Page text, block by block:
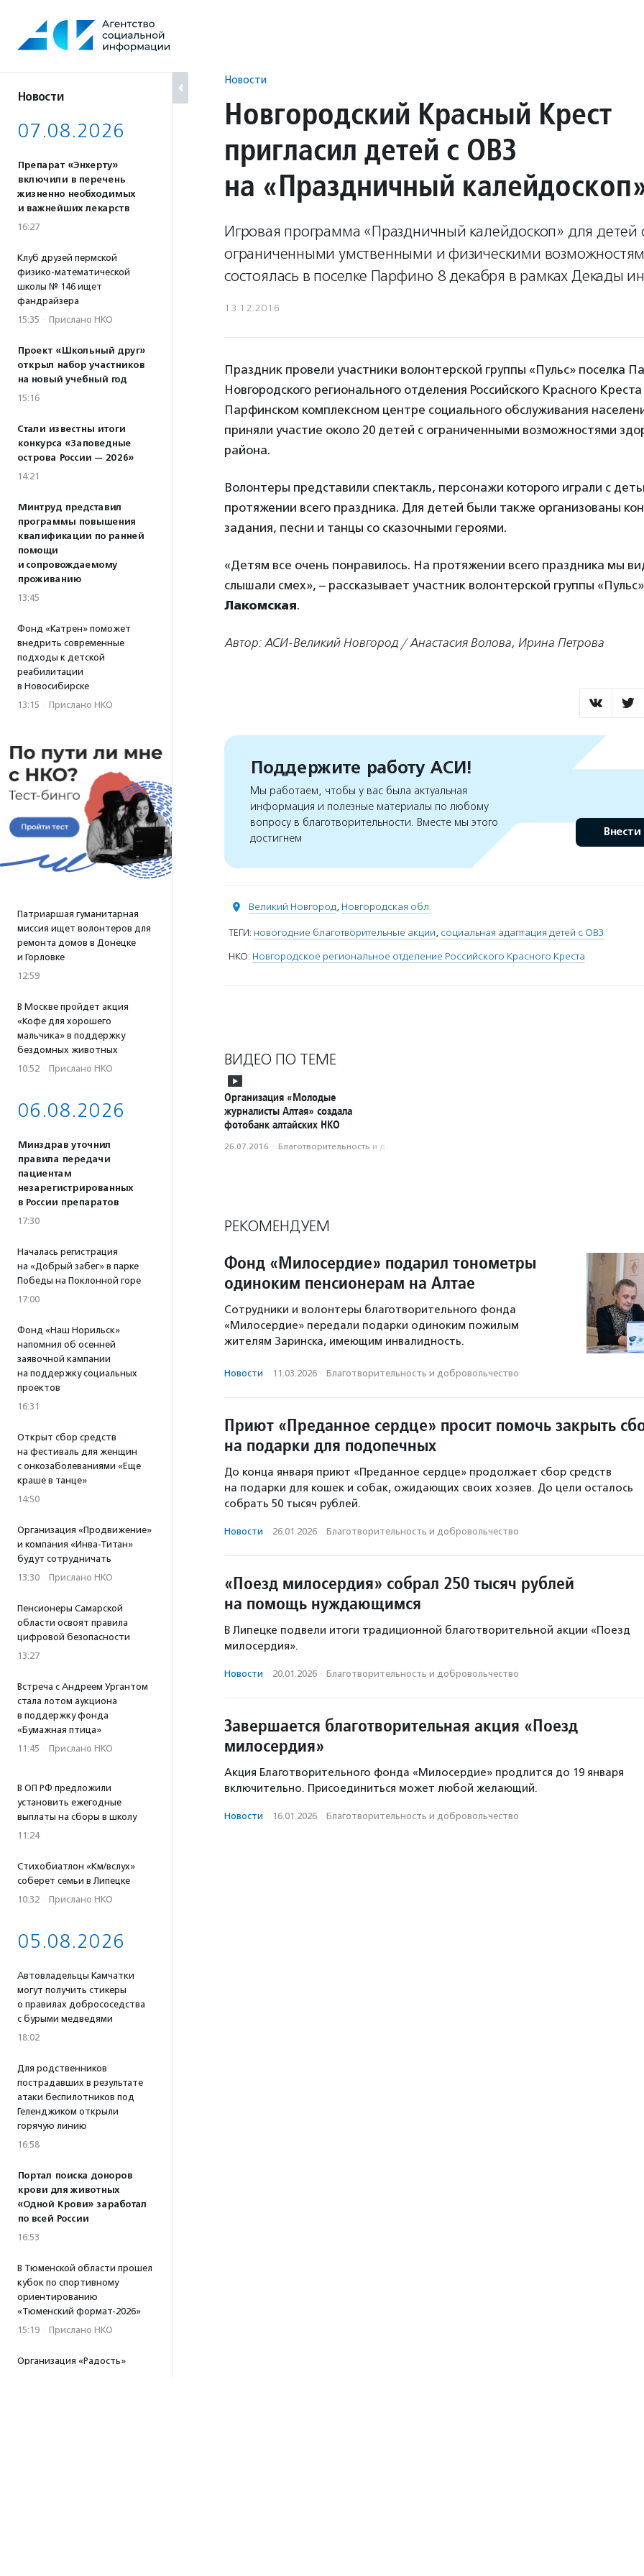
содержанию
Новости
07.08.2026
Препарат «Энхерту»
включили в перечень
жизненно необходимых
и важнейших лекарств
16:27
Клуб друзей пермской
физико-математической
школы № 146 ищет
фандрайзера
15:35 · Прислано НКО
Проект «Школьный друг»
открыл набор участников
на новый учебный год
15:16
Стали известны итоги
конкурса «Заповедные
острова России — 2026»
14:21
Минтруд представил
программы повышения
квалификации по ранней
помощи
и сопровождаемому
проживанию
13:45
Фонд «Катрен» поможет
внедрить современные
подходы к детской
реабилитации
в Новосибирске
13:15 · Прислано НКО
Патриаршая гуманитарная
миссия ищет волонтеров для
ремонта домов в Донецке
и Горловке
12:59
В Москве пройдет акция
«Кофе для хорошего
мальчика» в поддержку
бездомных животных
10:52 · Прислано НКО
06.08.2026
Минздрав уточнил
правила передачи
пациентам
незарегистрированных
в России препаратов
17:30
Началась регистрация
на «Добрый забег» в парке
Победы на Поклонной горе
17:00
Фонд «Наш Норильск»
напомнил об осенней
заявочной кампании
на поддержку социальных
проектов
16:31
Открыт сбор средств
на фестиваль для женщин
с онкозаболеваниями «Еще
краше в танце»
14:50
Организация «Продвижение»
и компания «Инва-Титан»
будут сотрудничать
13:30 · Прислано НКО
Пенсионеры Самарской
области освоят правила
цифровой безопасности
13:27
Встреча с Андреем Ургантом
стала лотом аукциона
в поддержку фонда
«Бумажная птица»
11:45 · Прислано НКО
В ОП РФ предложили
установить ежегодные
выплаты на сборы в школу
11:24
Стихобиатлон «Км/вслух»
соберет семьи в Липецке
10:32 · Прислано НКО
05.08.2026
Автовладельцы Камчатки
могут получить стикеры
о правилах добрососедства
с бурыми медведями
18:02
Для родственников
пострадавших в результате
атаки беспилотников под
Геленджиком открыли
горячую линию
16:58
Портал поиска доноров
крови для животных
«Одной Крови» заработал
по всей России
16:53
В Тюменской области прошел
кубок по спортивному
ориентированию
«Тюменский формат-2026»
15:19 · Прислано НКО
Организация «Радость»
Новости
Новгородский Красный Крест
пригласил детей с ОВЗ
на «Праздничный
Игровая программа «Праздничный калейдоскоп» для детей
ограниченными умственными и физическими
состоялась в поселке Парфино 8 декабря в рамках Декады
13.12.2016
Праздник провели участники волонтерской группы «Пульс» поселка
Новгородского регионального отделения Российского Красного
Парфинском комплексном центре социального обслуживания
приняли участие около 20 детей с ограниченными возможностями
района.
Волонтеры представили спектакль, персонажи которого играли с
протяжении всего праздника. Для детей были также организованы
задания, песни и танцы со сказочными героями.
«Детям все очень понравилось. На протяжении всего праздника мы
слышали смех», – рассказывает участник волонтерской группы
Лакомская.
Автор: АСИ-Великий Новгород / Анастасия Волова, Ирина Петрова
Поддержите работу АСИ!
Мы работаем, чтобы у вас была актуальная
информация и полезные материалы по любому
вопросу в благотворительности. Вместе мы этого
достигнем
Внести
Великий Новгород, Новгородская обл.
ТЕГИ: новогодние благотворительные акции, социальная адаптация детей с ОВЗ
НКО: Новгородское региональное отделение Российского Красного Креста
ВИДЕО ПО ТЕМЕ
Организация «Молодые
журналисты Алтая» создала
фотобанк алтайских НКО
26.07.2016 · Благотвори­тель­ность и доброволь­чест­во
РЕКОМЕНДУЕМ
Фонд «Милосердие» подарил тонометры
одиноким пенсионерам на Алтае
Сотрудники и волонтеры благотворительного фонда
«Милосердие» передали подарки одиноким пожилым
жителям Заринска, имеющим инвалидность.
Новости · 11.03.2026 · Благотвори­тель­ность и доброволь­чест­во
Приют «Преданное сердце» просит помочь закрыть
на подарки для подопечных
До конца января приют «Преданное сердце» продолжает сбор средств
на подарки для кошек и собак, ожидающих своих хозяев. До цели осталось
собрать 50 тысяч рублей.
Новости · 26.01.2026 · Благотвори­тель­ность и доброволь­чест­во
«Поезд милосердия» собрал 250 тысяч рублей
на помощь нуждающимся
В Липецке подвели итоги традиционной благотворительной акции «Поезд
милосердия».
Новости · 20.01.2026 · Благотвори­тель­ность и доброволь­чест­во
Завершается благотворительная акция «Поезд
милосердия»
Акция Благотворительного фонда «Милосердие» продлится до 19 января
включительно. Присоединиться может любой желающий.
Новости · 16.01.2026 · Благотвори­тель­ность и доброволь­чест­во